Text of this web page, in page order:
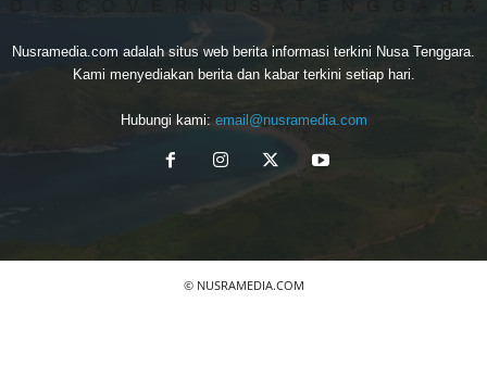
Nusramedia.com adalah situs web berita informasi terkini Nusa Tenggara.
Kami menyediakan berita dan kabar terkini setiap hari.
Hubungi kami: email@nusramedia.com
© NUSRAMEDIA.COM